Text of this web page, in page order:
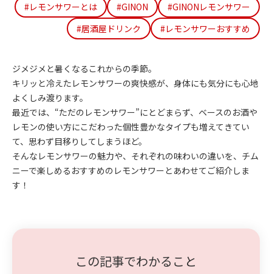
#レモンサワーとは
#GINON
#GINONレモンサワー
#居酒屋ドリンク
#レモンサワーおすすめ
ジメジメと暑くなるこれからの季節。
キリッと冷えたレモンサワーの爽快感が、身体にも気分にも心地
よくしみ渡ります。
最近では、“ただのレモンサワー”にとどまらず、ベースのお酒や
レモンの使い方にこだわった個性豊かなタイプも増えてきてい
て、思わず目移りしてしまうほど。
そんなレモンサワーの魅力や、それぞれの味わいの違いを、チム
ニーで楽しめるおすすめのレモンサワーとあわせてご紹介しま
す！
この記事でわかること